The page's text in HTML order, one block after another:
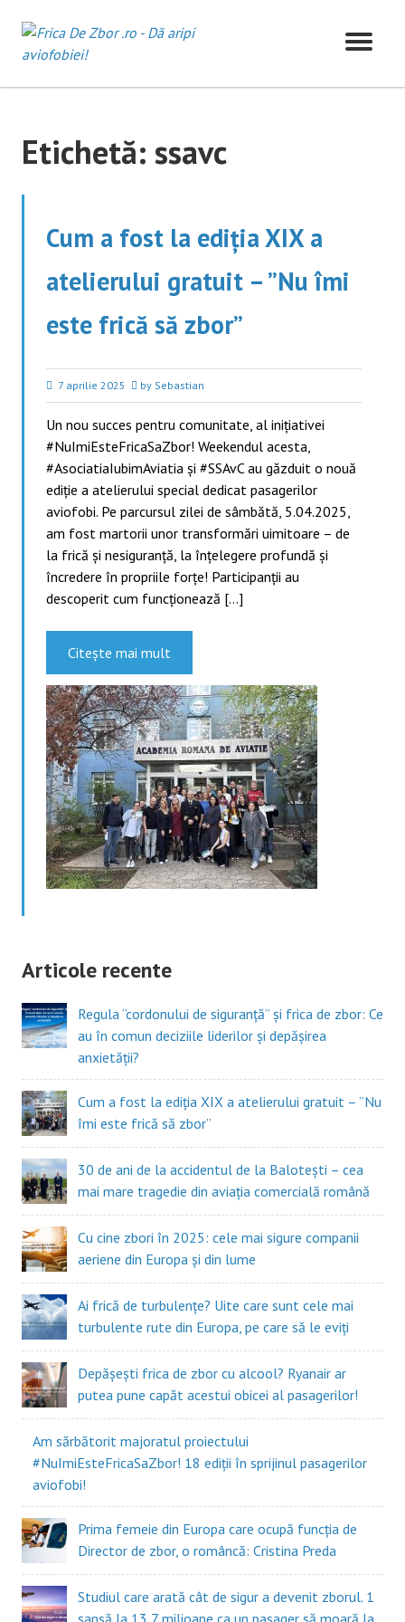
content
Etichetă: ssavc
Cum a fost la ediția XIX a
atelierului gratuit – ”Nu îmi
este frică să zbor”
7 aprilie 2025 by Sebastian
Un nou succes pentru comunitate, al inițiativei
#NuImiEsteFricaSaZbor! Weekendul acesta,
#AsociatiaIubimAviatia și #SSAvC au găzduit o nouă
ediție a atelierului special dedicat pasagerilor
aviofobi. Pe parcursul zilei de sâmbătă, 5.04.2025,
am fost martorii unor transformări uimitoare – de
la frică și nesiguranță, la înțelegere profundă și
încredere în propriile forțe! Participanții au
descoperit cum funcționează […]
Citește mai mult
Articole recente
Regula “cordonului de siguranță” și frica de zbor: Ce
au în comun deciziile liderilor și depășirea
anxietății?
Cum a fost la ediția XIX a atelierului gratuit – ”Nu
îmi este frică să zbor”
30 de ani de la accidentul de la Balotești – cea
mai mare tragedie din aviația comercială română
Cu cine zbori în 2025: cele mai sigure companii
aeriene din Europa și din lume
Ai frică de turbulențe? Uite care sunt cele mai
turbulente rute din Europa, pe care să le eviți
Depășești frica de zbor cu alcool? Ryanair ar
putea pune capăt acestui obicei al pasagerilor!
Am sărbătorit majoratul proiectului
#NuImiEsteFricaSaZbor! 18 ediții în sprijinul pasagerilor
aviofobi!
Prima femeie din Europa care ocupă funcția de
Director de zbor, o româncă: Cristina Preda
Studiul care arată cât de sigur a devenit zborul. 1
șansă la 13,7 milioane ca un pasager să moară la